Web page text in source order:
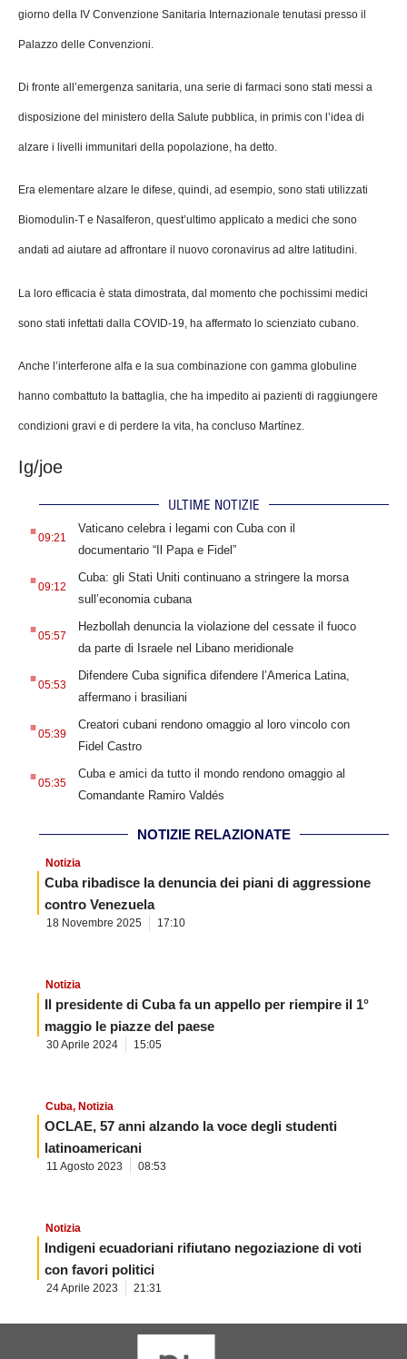
giorno della IV Convenzione Sanitaria Internazionale tenutasi presso il
Palazzo delle Convenzioni.
Di fronte all’emergenza sanitaria, una serie di farmaci sono stati messi a
disposizione del ministero della Salute pubblica, in primis con l’idea di
alzare i livelli immunitari della popolazione, ha detto.
Era elementare alzare le difese, quindi, ad esempio, sono stati utilizzati
Biomodulin-T e Nasalferon, quest’ultimo applicato a medici che sono
andati ad aiutare ad affrontare il nuovo coronavirus ad altre latitudini.
La loro efficacia è stata dimostrata, dal momento che pochissimi medici
sono stati infettati dalla COVID-19, ha affermato lo scienziato cubano.
Anche l’interferone alfa e la sua combinazione con gamma globuline
hanno combattuto la battaglia, che ha impedito ai pazienti di raggiungere
condizioni gravi e di perdere la vita, ha concluso Martínez.
Ig/joe
ULTIME NOTIZIE
.09:21
Vaticano celebra i legami con Cuba con il
documentario “Il Papa e Fidel”
.09:12
Cuba: gli Stati Uniti continuano a stringere la morsa
sull’economia cubana
.05:57
Hezbollah denuncia la violazione del cessate il fuoco
da parte di Israele nel Libano meridionale
.05:53
Difendere Cuba significa difendere l’America Latina,
affermano i brasiliani
.05:39
Creatori cubani rendono omaggio al loro vincolo con
Fidel Castro
.05:35
Cuba e amici da tutto il mondo rendono omaggio al
Comandante Ramiro Valdés
NOTIZIE RELAZIONATE
Notizia
Cuba ribadisce la denuncia dei piani di aggressione
contro Venezuela
18 Novembre 2025 17:10
Notizia
Il presidente di Cuba fa un appello per riempire il 1°
maggio le piazze del paese
30 Aprile 2024 15:05
Cuba, Notizia
OCLAE, 57 anni alzando la voce degli studenti
latinoamericani
11 Agosto 2023 08:53
Notizia
Indigeni ecuadoriani rifiutano negoziazione di voti
con favori politici
24 Aprile 2023 21:31